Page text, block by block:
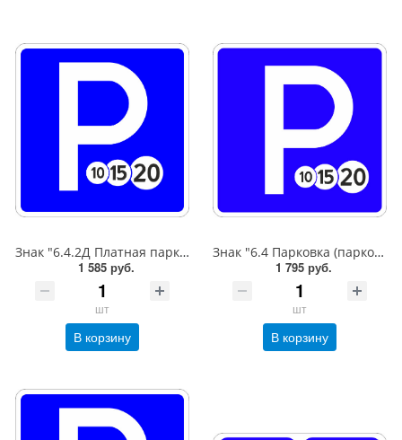
Знак "6.4.2Д Платная парковка для автотранспорта»,B=600,Тип А Коммерческая (3 года),металл 0.8 мм
1 585 руб.
шт
В корзину
Знак "6.4 Парковка (парковочное место)",B=600,Тип А (1б) Микропризм. (7-9 лет)металл 0.8 мм
1 795 руб.
шт
В корзину